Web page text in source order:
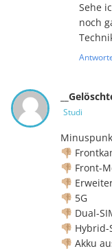
Sehe
noch
Studi
👎🏼
👎🏼
👎🏼
👎🏼 5G
👎🏼 Dual-
👎🏼
👎🏼 Akku